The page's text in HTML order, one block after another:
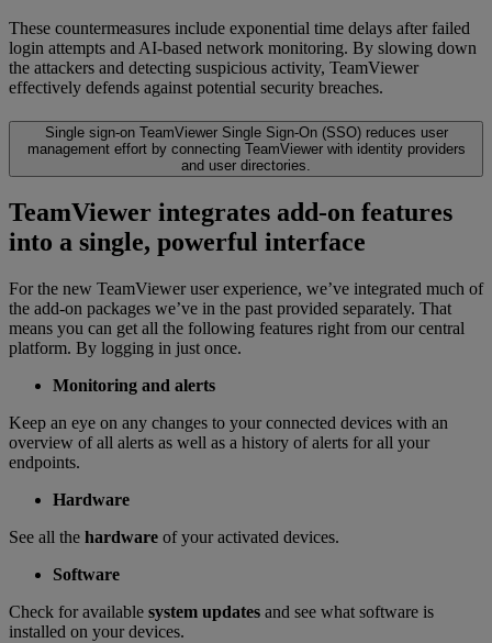
These countermeasures include exponential time delays after failed
login attempts and AI-based network monitoring. By slowing down
the attackers and detecting suspicious activity, TeamViewer
effectively defends against potential security breaches.
Single sign-on TeamViewer Single Sign-On (SSO) reduces user
management effort by connecting TeamViewer with identity providers
and user directories.
TeamViewer integrates add-on features
into a single, powerful interface
For the new TeamViewer user experience, we’ve integrated much of
the add-on packages we’ve in the past provided separately. That
means you can get all the following features right from our central
platform. By logging in just once.
Monitoring and alerts
Keep an eye on any changes to your connected devices with an
overview of all alerts as well as a history of alerts for all your
endpoints.
Hardware
See all the hardware of your activated devices.
Software
Check for available system updates and see what software is
installed on your devices.